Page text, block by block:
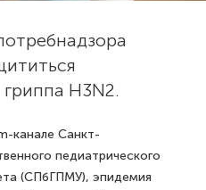
H3N2.
канале Санкт-
педиатрического
(СПбГПМУ), эпидемия